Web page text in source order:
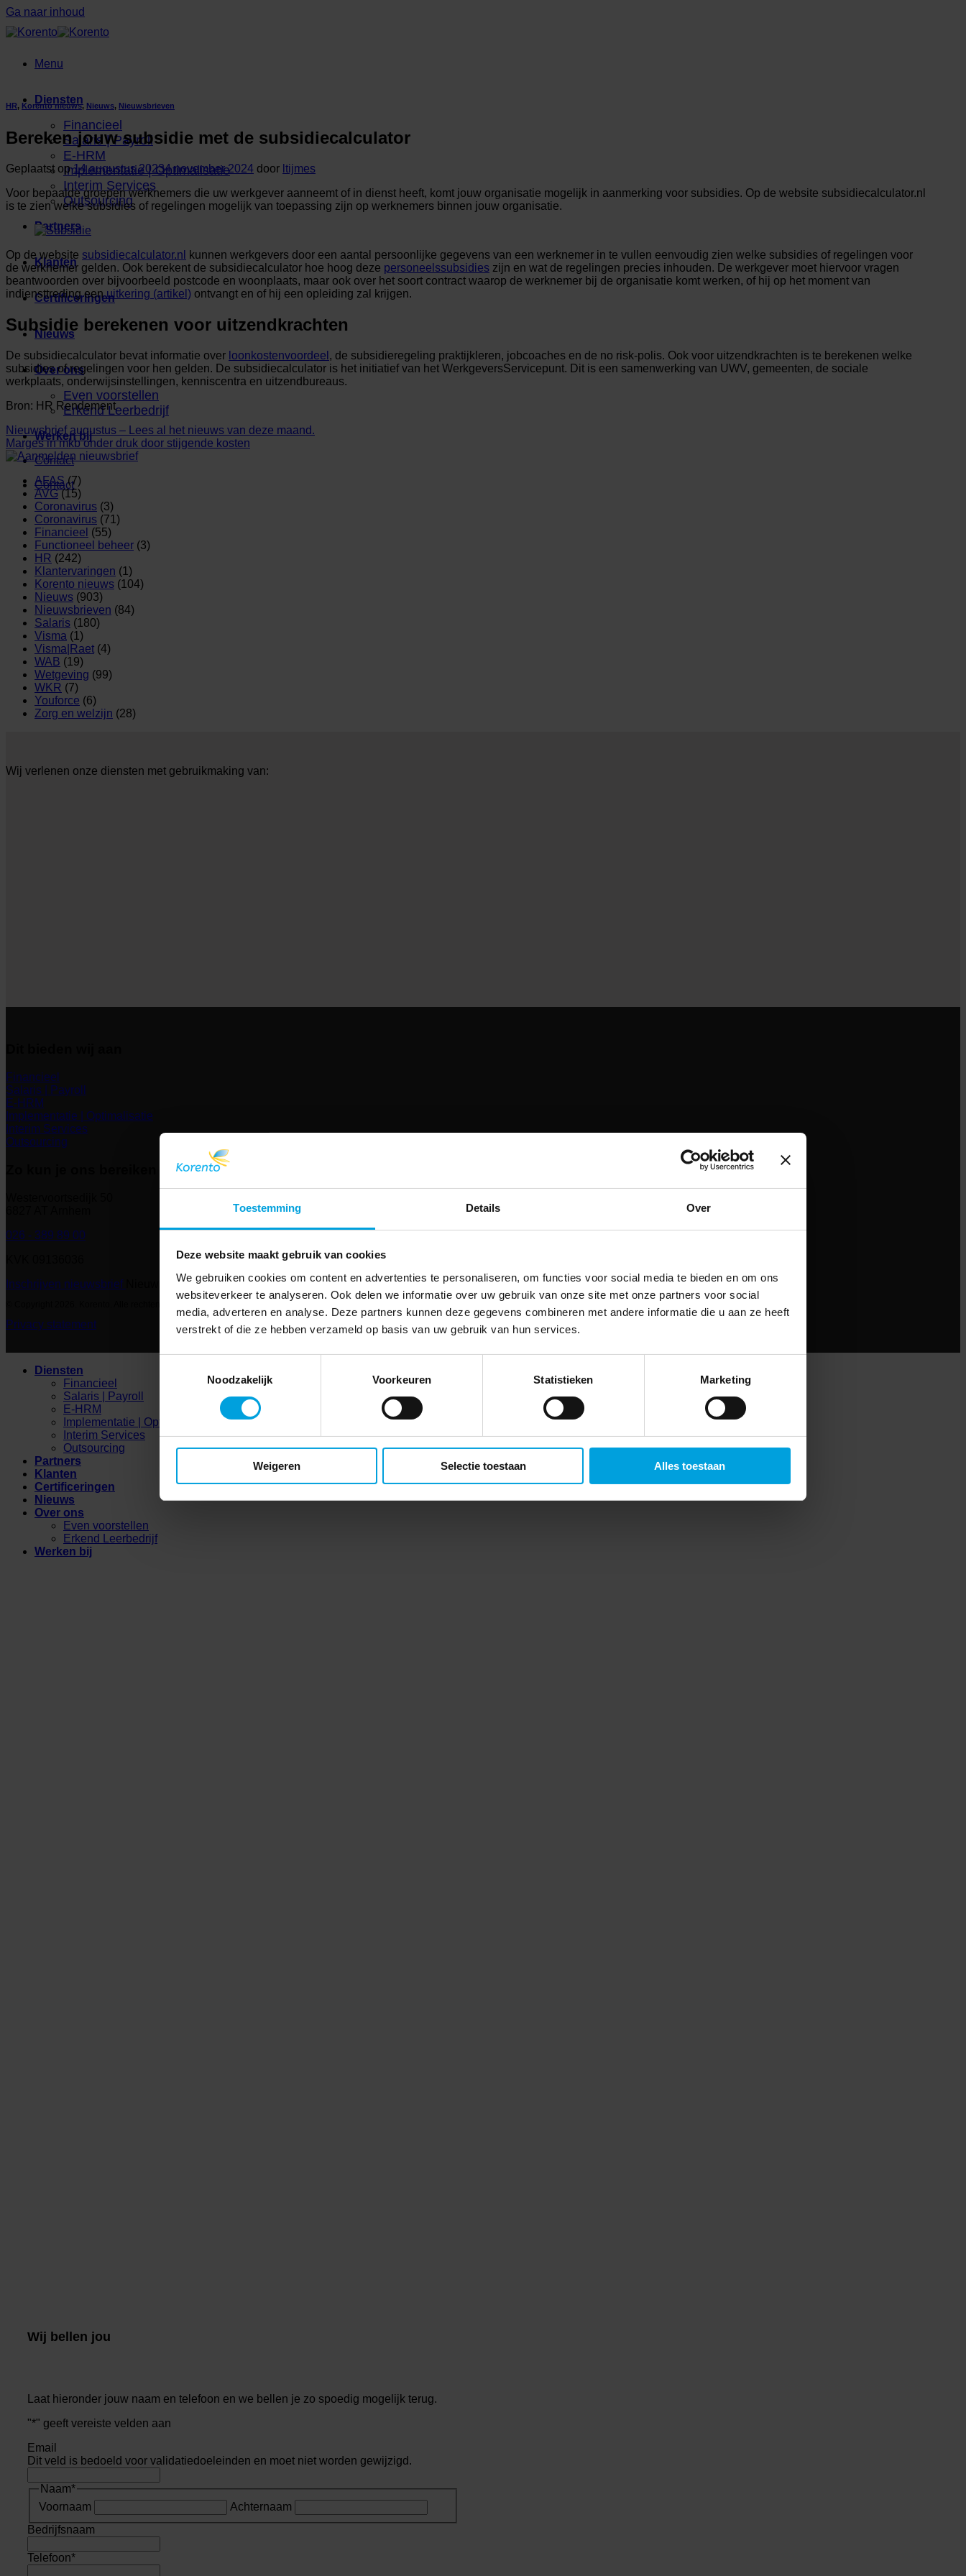
Toestemming Details Over
Deze website maakt gebruik van cookies
We gebruiken cookies om content en advertenties te personaliseren, om functies voor social media te bieden en om ons
websiteverkeer te analyseren. Ook delen we informatie over uw gebruik van onze site met onze partners voor social
media, adverteren en analyse. Deze partners kunnen deze gegevens combineren met andere informatie die u aan ze heeft
verstrekt of die ze hebben verzameld op basis van uw gebruik van hun services.
Noodzakelijk
Voorkeuren Statistieken Marketing
Weigeren Selectie toestaan Alles toestaan
Ga naar inhoud
Menu
Diensten
Financieel
Salaris | Payroll
E-HRM
Implementatie | Optimalisatie
Interim Services
Outsourcing
Partners
Klanten
Certificeringen
Nieuws
Over ons
Even voorstellen
Erkend Leerbedrijf
Werken bij
Contact
Contact
HR, Korento nieuws, Nieuws, Nieuwsbrieven
Bereken jouw subsidie met de subsidiecalculator
Geplaatst op14 augustus 20234 november 2024 door ltijmes
Voor bepaalde groepen werknemers die uw werkgever aanneemt of in dienst heeft, komt jouw organisatie mogelijk in aanmerking voor subsidies. Op de website subsidiecalculator.nl
is te zien welke subsidies of regelingen mogelijk van toepassing zijn op werknemers binnen jouw organisatie.
Op de website subsidiecalculator.nl
kunnen werkgevers door een aantal persoonlijke gegevens van een werknemer in te vullen eenvoudig zien welke subsidies of regelingen voor
de werknemer gelden. Ook berekent de subsidiecalculator hoe hoog deze personeelssubsidies zijn en wat de regelingen precies inhouden. De werkgever moet hiervoor vragen
beantwoorden over bijvoorbeeld postcode en woonplaats, maar ook over het soort contract waarop de werknemer bij de organisatie komt werken, of hij op het moment van
indiensttreding eenuitkering (artikel) ontvangt en of hij een opleiding zal krijgen.
Subsidie berekenen voor uitzendkrachten
De subsidiecalculator bevat informatie over loonkostenvoordeel , de subsidieregeling praktijkleren, jobcoaches en de no risk-polis. Ook voor uitzendkrachten is te berekenen welke
subsidies of regelingen voor hen gelden. De subsidiecalculator is het initiatief van het WerkgeversServicepunt. Dit is een samenwerking van UWV, gemeenten, de sociale
werkplaats, onderwijsinstellingen, kenniscentra en uitzendbureaus.
Bron: HR Rendement
Nieuwsbrief augustus – Lees al het nieuws van deze maand.
Marges in mkb onder druk door stijgende kosten
AFAS(7)
AVG(15)
Coronavirus (3)
Coronavirus (71)
Financieel (55)
Functioneel beheer (3)
HR (242)
Klantervaringen (1)
Korento nieuws (104)
Nieuws (903)
Nieuwsbrieven (84)
Salaris (180)
Visma (1)
Visma|Raet (4)
WAB (19)
Wetgeving (99)
WKR (7)
Youforce (6)
Zorg en welzijn (28)
Wij verlenen onze diensten met gebruikmaking van:
Financieel
Salaris | Payroll
E-HRM
Implementatie | Optimalisatie
Interim Services
Outsourcing
026 - 389 89 00
Inschrijven nieuwsbrief
Nieuwsbrief
Privacy statement
Diensten
Financieel
Salaris | Payroll
E-HRM
Implementatie | Optimalisatie
Interim Services
Outsourcing
Partners
Klanten
Certificeringen
Nieuws
Over ons
Even voorstellen
Erkend Leerbedrijf
Werken bij
Wij bellen jou
Laat hieronder jouw naam en telefoon en we bellen je zo spoedig mogelijk terug.
"*" geeft vereiste velden aan
Email
Dit veld is bedoeld voor validatiedoeleinden en moet niet worden gewijzigd.
Naam*
Voornaam
Achternaam
Bedrijfsnaam
Telefoon*